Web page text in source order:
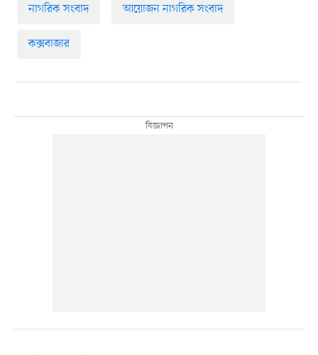
নাগরিক সংবাদ আয়োজন নাগরিক সংবাদ
কক্সবাজার